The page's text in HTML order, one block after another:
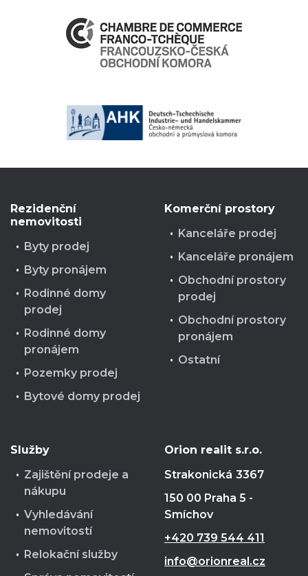
Rezidenční
nemovitosti
Byty prodej
Byty pronájem
Rodinné domy
prodej
Rodinné domy
pronájem
Pozemky prodej
Bytové domy prodej
Komerční prostory
Kanceláře prodej
Kanceláře pronájem
Obchodní prostory
prodej
Obchodní prostory
pronájem
Ostatní
Služby
Zajištění prodeje a
nákupu
Vyhledávání
nemovitostí
Relokační služby
Orion realit s.r.o.
Strakonická 3367
150 00 Praha 5 -
Smíchov
+420 739 544 411
info@orionreal.cz